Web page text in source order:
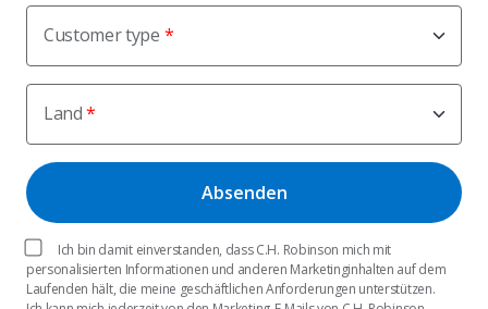
Customer type
Land
Ich bin damit einverstanden, dass C.H. Robinson mich mit
personalisierten Informationen und anderen Marketinginhalten auf dem
Laufenden hält, die meine geschäftlichen Anforderungen unterstützen.